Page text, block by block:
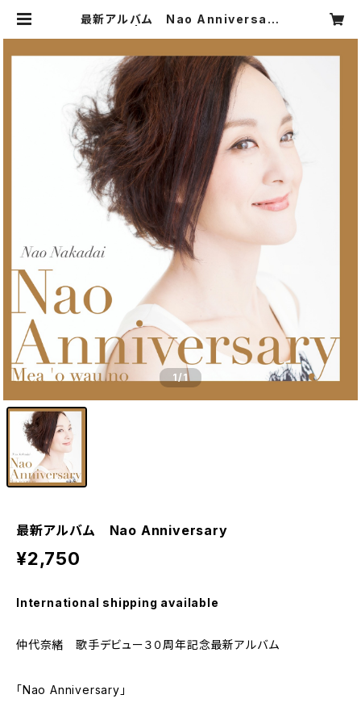
最新アルバム Nao Anniversary
1/1
最新アルバム Nao Anniversary
¥2,750
International shipping available
仲代奈緒 歌手デビュー３０周年記念最新アルバム
「Nao Anniversary」